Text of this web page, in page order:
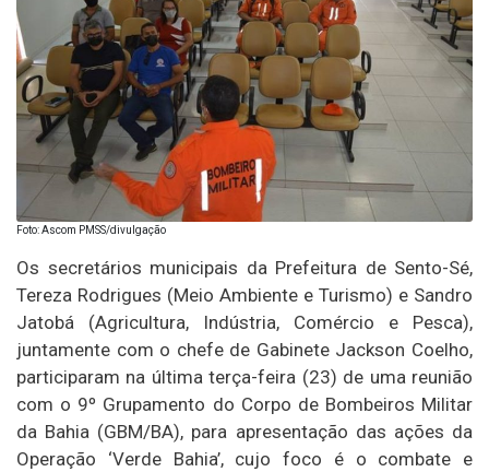
Foto: Ascom PMSS/divulgação
Os secretários municipais da Prefeitura de Sento-Sé,
Tereza Rodrigues (Meio Ambiente e Turismo) e Sandro
Jatobá (Agricultura, Indústria, Comércio e Pesca),
juntamente com o chefe de Gabinete Jackson Coelho,
participaram na última terça-feira (23) de uma reunião
com o 9º Grupamento do Corpo de Bombeiros Militar
da Bahia (GBM/BA), para apresentação das ações da
Operação ‘Verde Bahia’, cujo foco é o combate e